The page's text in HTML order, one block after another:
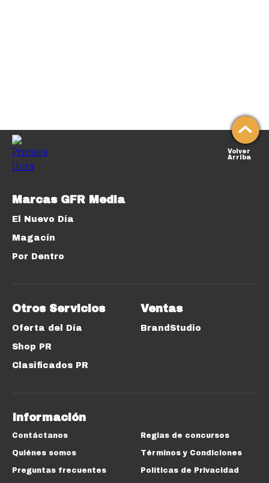
Volver
Arriba
Marcas GFR Media
El Nuevo Día
Magacín
Por Dentro
Otros Servicios
Oferta del Día
Shop PR
Clasificados PR
Ventas
BrandStudio
Información
Contáctanos
Quiénes somos
Preguntas frecuentes
Reglas de concursos
Términos y Condiciones
Políticas de Privacidad